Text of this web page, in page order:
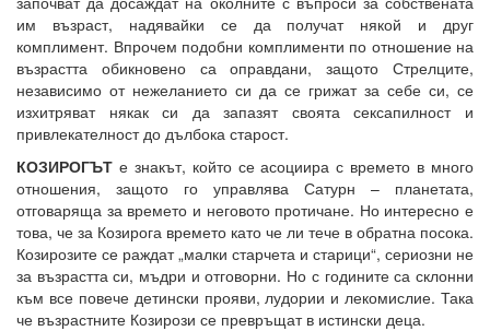
им възраст, надявайки се да получат някой и друг
комплимент. Впрочем подобни комплименти по отношение на
възрастта обикновено са оправдани, защото Стрелците,
независимо от нежеланието си да се грижат за себе си, се
изхитряват някак си да запазят своята сексапилност и
привлекателност до дълбока старост.
КОЗИРОГЪТ е знакът, който се асоциира с времето в много
отношения, защото го управлява Сатурн – планетата,
отговаряща за времето и неговото протичане. Но интересно е
това, че за Козирога времето като че ли тече в обратна посока.
Козирозите се раждат „малки старчета и старици“, сериозни не
за възрастта си, мъдри и отговорни. Но с годините са склонни
към все повече детински прояви, лудории и лекомислие. Така
че възрастните Козирози се превръщат в истински деца.